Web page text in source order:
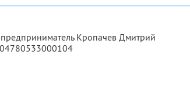
Кропачев Дмитрий